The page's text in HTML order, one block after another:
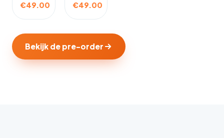
€49.00 €49.00
Bekijk de pre-order